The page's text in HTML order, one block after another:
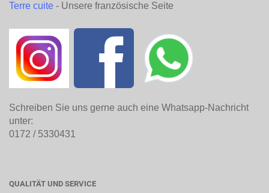
Terre cuite - Unsere französische Seite
Schreiben Sie uns gerne auch eine Whatsapp-Nachricht
unter:
0172 / 5330431
QUALITÄT UND SERVICE